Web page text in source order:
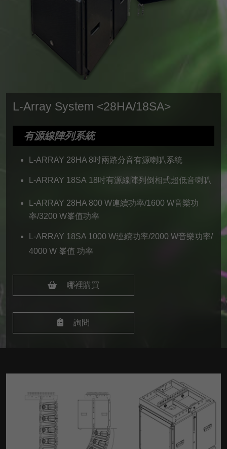
L-Array System <28HA/18SA>
有源線陣列系統
L-ARRAY 28HA 8吋兩路分音有源喇叭系統
L-ARRAY 18SA 18吋有源線陣列倒相式超低音喇叭
L-ARRAY 28HA800 W連續功率/1600 W音樂功
率/3200 W峯值功率
L-ARRAY 18SA 1000 W連續功率/2000 W音樂功率/
4000 W 峯值 功率
哪裡購買
詢問